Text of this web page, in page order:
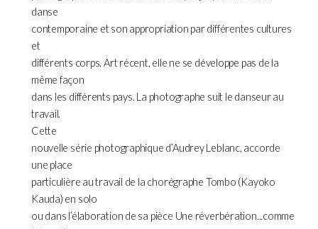
danse
contemporaine et son appropriation par différentes cultures
et
différents corps. Art récent, elle ne se développe pas de la
même façon
dans les différents pays. La photographe suit le danseur au
travail.
Cette
nouvelle série photographique d’Audrey Leblanc, accorde
une place
particulière au travail de la chorégraphe Tombo (Kayoko
Kauda) en solo
ou dans l’élaboration de sa pièce Une réverbération...comme